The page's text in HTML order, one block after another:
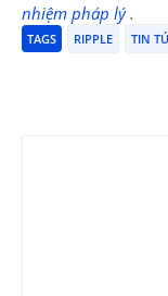
nhiệm pháp lý.
TAGS RIPPLE TIN